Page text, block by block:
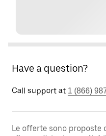
Have a question?
Call support at 1 (866)
Le offerte sono proposte